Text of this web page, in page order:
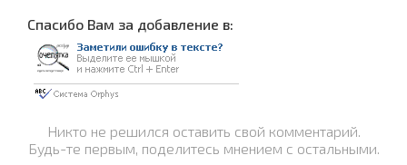
Cпасибо Вам за добавление в:
Никто не решился оставить свой комментарий.
Будь-те первым, поделитесь мнением с остальными.